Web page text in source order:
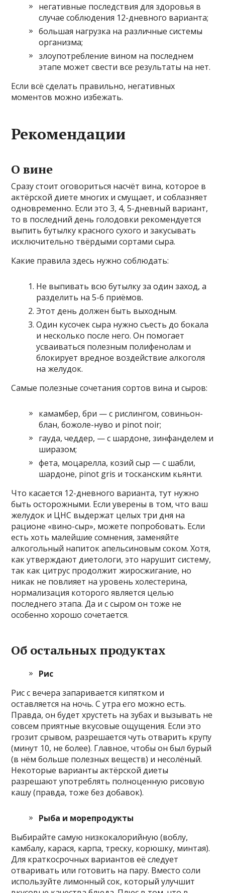
негативные последствия для здоровья в
случае соблюдения 12-дневного варианта;
большая нагрузка на различные системы
организма;
злоупотребление вином на последнем
этапе может свести все результаты на нет.
Если всё сделать правильно, негативных
моментов можно избежать.
Рекомендации
О вине
Сразу стоит оговориться насчёт вина, которое в
актёрской диете многих и смущает, и соблазняет
одновременно. Если это 3, 4, 5-дневный вариант,
то в последний день голодовки рекомендуется
выпить бутылку красного сухого и закусывать
исключительно твёрдыми сортами сыра.
Какие правила здесь нужно соблюдать:
Не выпивать всю бутылку за один заход, а
разделить на 5-6 приёмов.
Этот день должен быть выходным.
Один кусочек сыра нужно съесть до бокала
и несколько после него. Он помогает
усваиваться полезным полифенолам и
блокирует вредное воздействие алкоголя
на желудок.
Самые полезные сочетания сортов вина и сыров:
камамбер, бри — с рислингом, совиньон-
блан, божоле-нуво и pinot noir;
гауда, чеддер, — с шардоне, зинфанделем и
ширазом;
фета, моцарелла, козий сыр — с шабли,
шардоне, pinot gris и тосканским кьянти.
Что касается 12-дневного варианта, тут нужно
быть осторожными. Если уверены в том, что ваш
желудок и ЦНС выдержат целых три дня на
рационе «вино-сыр», можете попробовать. Если
есть хоть малейшие сомнения, заменяйте
алкогольный напиток апельсиновым соком. Хотя,
как утверждают диетологи, это нарушит систему,
так как цитрус продолжит жиросжигание, но
никак не повлияет на уровень холестерина,
нормализация которого является целью
последнего этапа. Да и с сыром он тоже не
особенно хорошо сочетается.
Об остальных продуктах
Рис
Рис с вечера запаривается кипятком и
оставляется на ночь. С утра его можно есть.
Правда, он будет хрустеть на зубах и вызывать не
совсем приятные вкусовые ощущения. Если это
грозит срывом, разрешается чуть отварить крупу
(минут 10, не более). Главное, чтобы он был бурый
(в нём больше полезных веществ) и несолёный.
Некоторые варианты актёрской диеты
разрешают употреблять полноценную рисовую
кашу (правда, тоже без добавок).
Рыба и морепродукты
Выбирайте самую низкокалорийную (воблу,
камбалу, карася, карпа, треску, корюшку, минтая).
Для краткосрочных вариантов её следует
отваривать или готовить на пару. Вместо соли
используйте лимонный сок, который улучшит